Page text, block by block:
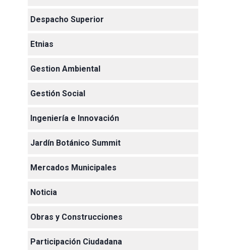
Despacho Superior
Etnias
Gestion Ambiental
Gestión Social
Ingeniería e Innovación
Jardín Botánico Summit
Mercados Municipales
Noticia
Obras y Construcciones
Participación Ciudadana